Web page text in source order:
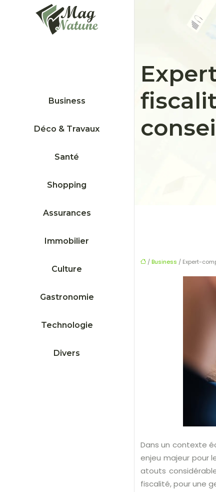
Business
Déco & Travaux
Santé
Shopping
Assurances
Immobilier
Culture
Gastronomie
Technologie
Divers
/Business / Expert-
Dans un contexte
enjeu majeur pour
atouts
fiscalité, pour une